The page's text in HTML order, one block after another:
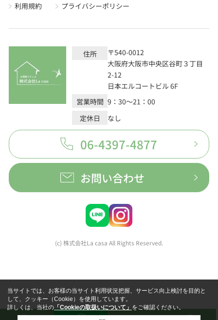
利用規約
プライバシーポリシー
住所
〒540-0012
大阪府大阪市中央区谷町３丁目
2-12
日本エルコートビル 6F
営業時間 9：30～21：00
定休日
なし
06-4397-4877
お問い合わせ
(c) 株式会社La casa All Rights Reserved.
当サイトでは、お客様の当サイト利用状況把握、サービス向上検討を目的と
して、クッキー（Cookie）を使用しています。
詳しくは、当社の「Cookieの取扱いについて」をご確認ください。